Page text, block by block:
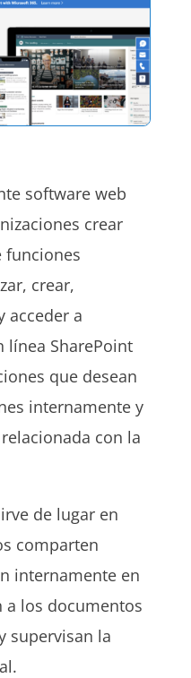
software web
crear
funciones
crear,
acceder a
línea SharePoint
que desean
internamente y
con la
de lugar en
comparten
internamente en
a los documentos
supervisan la